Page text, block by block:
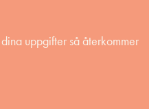
uppgifter så återkommer